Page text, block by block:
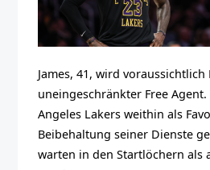
James, 41, wird voraussichtlich
uneingeschränkter Free
Angeles Lakers weithin als
Beibehaltung seiner Dienste
warten in den Startlöchern als